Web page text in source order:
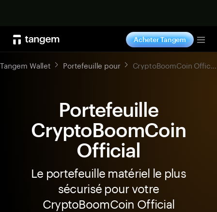
Acheter Tangem
Tangem Wallet Portefeuille pour CryptoBoomCoin Official
Portefeuille
CryptoBoomCoin
Official
Le portefeuille matériel le plus
sécurisé pour votre
CryptoBoomCoin Official